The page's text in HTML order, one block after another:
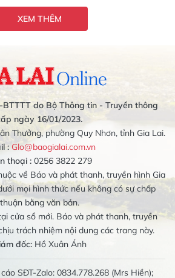
XEM THÊM
BTTTT do Bộ Thông tin - Truyền thông
ngày 16/01/2023.
Thưởng, phường Quy Nhơn, tỉnh Gia Lai.
: Glo@baogialai.com.vn
thoại : 0256 3822 279
về Báo và phát thanh, truyền hình Gia
mọi hình thức nếu không có sự chấp
thuận bằng văn bản.
cửa sổ mới. Báo và phát thanh, truyền
trách nhiệm nội dung các trang này.
đốc:Hồ Xuân Ánh
SĐT-Zalo: 0834.778.268 (Mrs Hiền);